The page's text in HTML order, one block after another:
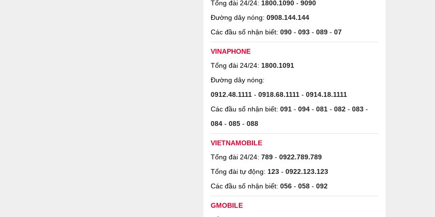
Tổng đài 24/24: 1800.1090 - 9090
Đường dây nóng: 0908.144.144
Các đầu số nhận biết: 090 - 093 - 089 - 07
VINAPHONE
Tổng đài 24/24: 1800.1091
Đường dây nóng:
0912.48.1111 - 0918.68.1111 - 0914.18.1111
Các đầu số nhận biết: 091 - 094 - 081 - 082 - 083 -
084 - 085 - 088
VIETNAMOBILE
Tổng đài 24/24: 789 - 0922.789.789
Tổng đài tự động: 123 - 0922.123.123
Các đầu số nhận biết: 056 - 058 - 092
GMOBILE